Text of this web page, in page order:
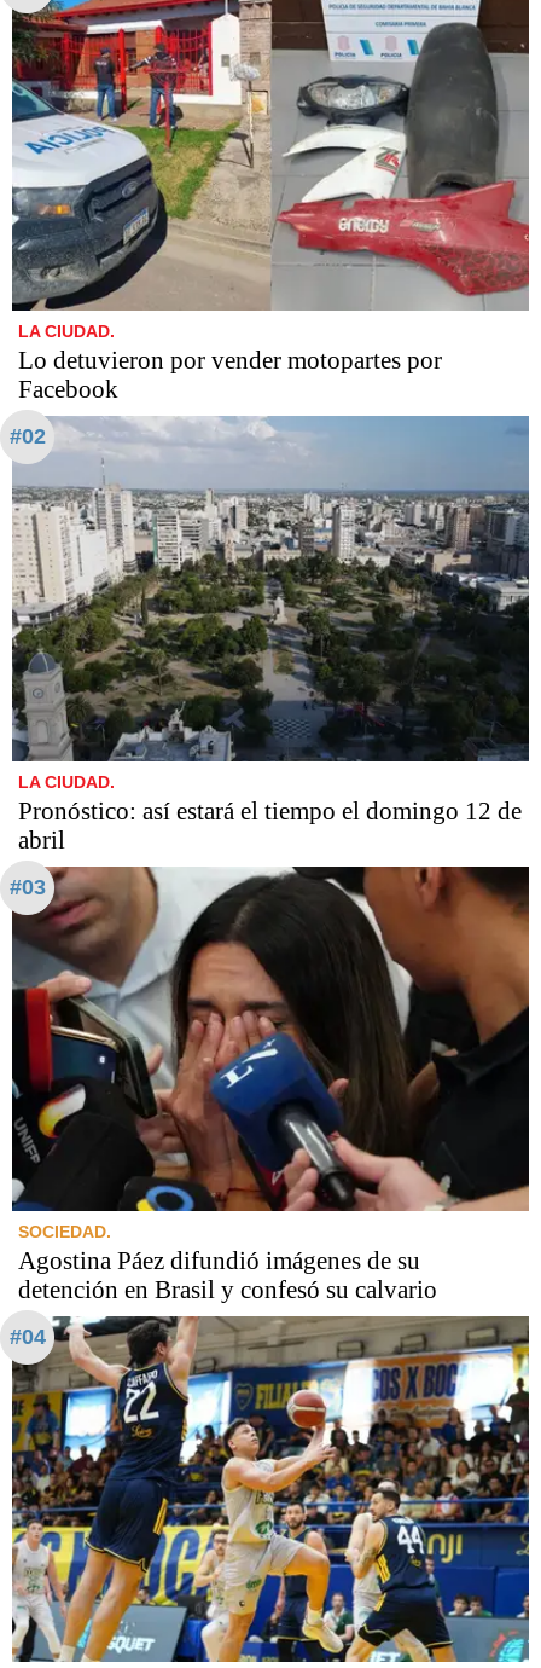
LA CIUDAD.
Lo detuvieron por vender motopartes por
Facebook
#02
LA CIUDAD.
Pronóstico: así estará el tiempo el domingo 12 de
abril
#03
SOCIEDAD.
Agostina Páez difundió imágenes de su
detención en Brasil y confesó su calvario
#04